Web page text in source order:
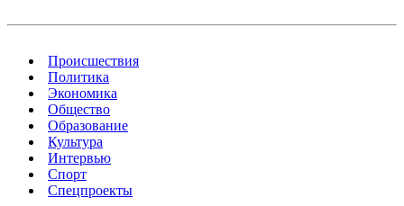
Происшествия
Политика
Экономика
Общество
Образование
Культура
Интервью
Спорт
Спецпроекты